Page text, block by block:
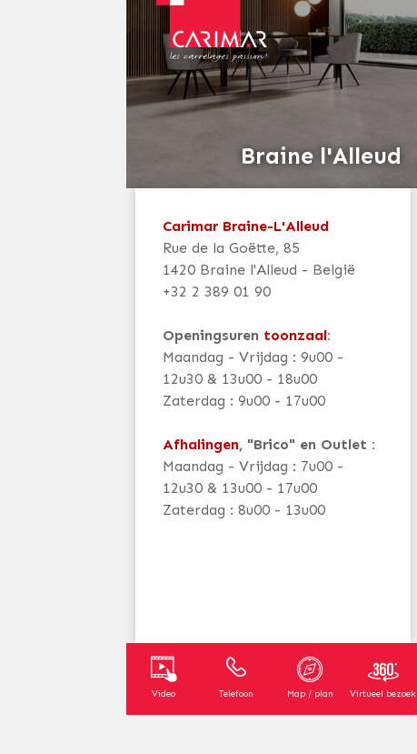
Braine l'Alleud
Carimar Braine-L'Alleud
Rue de la Goëtte, 85
1420 Braine l'Alleud - België
+32 2 389 01 90
Openingsuren toonzaal:
Maandag - Vrijdag : 9u00 -
12u30 & 13u00 - 18u00
Zaterdag : 9u00 - 17u00
Afhalingen, "Brico" en Outlet :
Maandag - Vrijdag : 7u00 -
12u30 & 13u00 - 17u00
Zaterdag : 8u00 - 13u00
Video Telefoon Map / plan Virtueel bezoek